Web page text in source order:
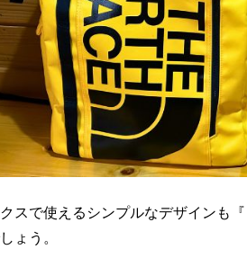
スで使えるシンプルなデザインも
ょう。